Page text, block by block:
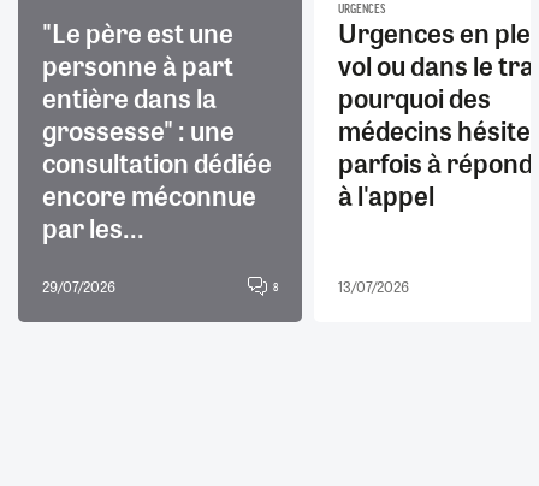
"Le père est une
personne à part
entière dans la
grossesse" : une
consultation dédiée
encore méconnue
par les...
29/07/2026 8
URGENCES
Urgences en
vol ou dans le
pourquoi des
médecins
parfois à
à l'appel
13/07/2026